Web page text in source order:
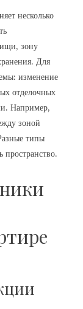
несколько
зону
Для
изменение
отделочных
Например,
зоной
типы
пространство.